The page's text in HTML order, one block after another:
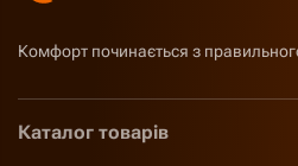
Комфорт починається з
Каталог товарів